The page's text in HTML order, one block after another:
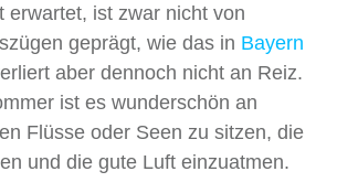
erwartet, ist zwar nicht von
geprägt, wie das in Bayern
aber dennoch nicht an Reiz.
ist es wunderschön an
Flüsse oder Seen zu sitzen, die
und die gute Luft einzuatmen.